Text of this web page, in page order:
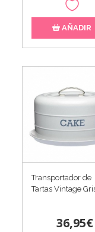
AÑADIR
Transportador de
Tartas Vintage
36,95€